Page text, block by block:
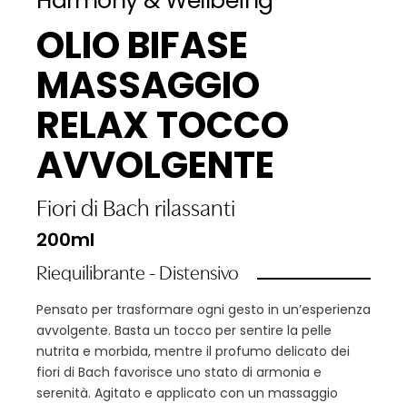
OLIO BIFASE
MASSAGGIO
RELAX TOCCO
AVVOLGENTE
Fiori di Bach rilassanti
200ml
Riequilibrante - Distensivo
Pensato per trasformare ogni gesto in un’esperienza
avvolgente. Basta un tocco per sentire la pelle
nutrita e morbida, mentre il profumo delicato dei
fiori di Bach favorisce uno stato di armonia e
serenità. Agitato e applicato con un massaggio